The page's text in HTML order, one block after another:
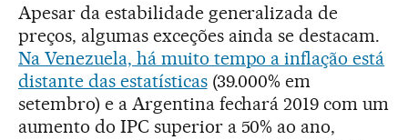
Apesar da estabilidade generalizada de
preços, algumas exceções ainda se destacam.
Na Venezuela, há muito tempo a inflação está
distante das estatísticas(39.000% em
setembro) e a Argentina fechará 2019 com um
aumento do IPC superior a 50% ao ano,